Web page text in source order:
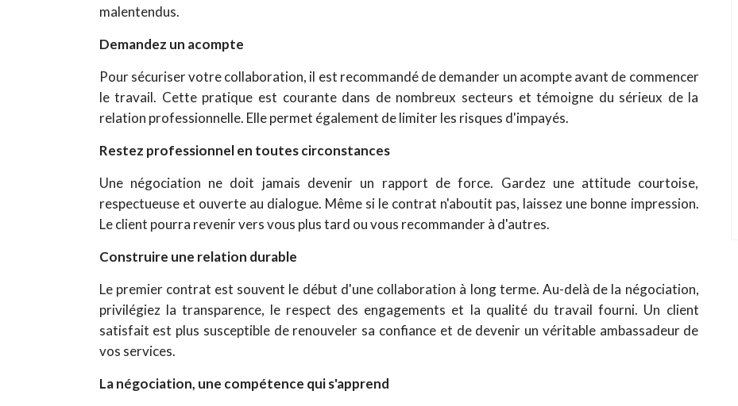
malentendus.
Demandez un acompte
Pour sécuriser votre collaboration, il est recommandé de demander un acompte avant de commencer
le travail. Cette pratique est courante dans de nombreux secteurs et témoigne du sérieux de la
relation professionnelle. Elle permet également de limiter les risques d'impayés.
Restez professionnel en toutes circonstances
Une négociation ne doit jamais devenir un rapport de force. Gardez une attitude courtoise,
respectueuse et ouverte au dialogue. Même si le contrat n'aboutit pas, laissez une bonne impression.
Le client pourra revenir vers vous plus tard ou vous recommander à d'autres.
Construire une relation durable
Le premier contrat est souvent le début d'une collaboration à long terme. Au-delà de la négociation,
privilégiez la transparence, le respect des engagements et la qualité du travail fourni. Un client
satisfait est plus susceptible de renouveler sa confiance et de devenir un véritable ambassadeur de
vos services.
La négociation, une compétence qui s'apprend